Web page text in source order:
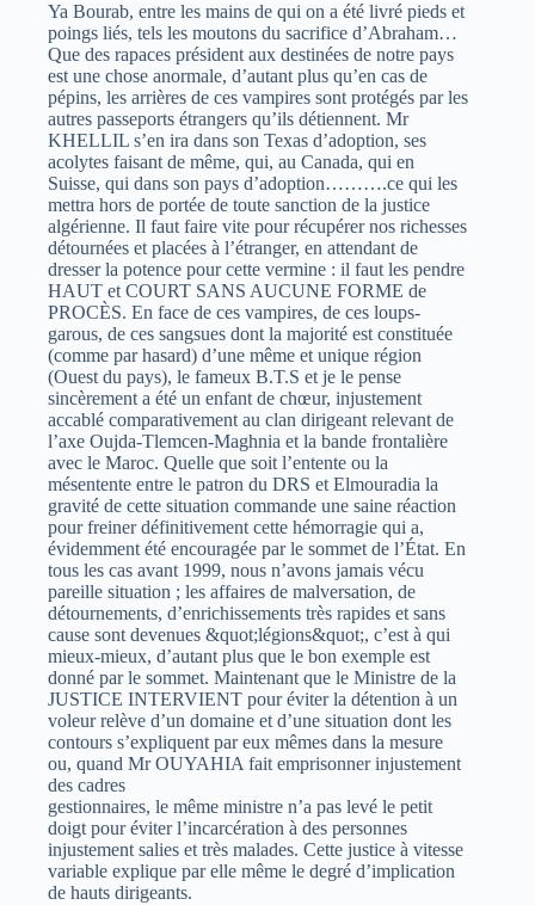
Ya Bourab, entre les mains de qui on a été livré pieds et
poings liés, tels les moutons du sacrifice d’Abraham…
Que des rapaces président aux destinées de notre pays
est une chose anormale, d’autant plus qu’en cas de
pépins, les arrières de ces vampires sont protégés par les
autres passeports étrangers qu’ils détiennent. Mr
KHELLIL s’en ira dans son Texas d’adoption, ses
acolytes faisant de même, qui, au Canada, qui en
Suisse, qui dans son pays d’adoption……….ce qui les
mettra hors de portée de toute sanction de la justice
algérienne. Il faut faire vite pour récupérer nos richesses
détournées et placées à l’étranger, en attendant de
dresser la potence pour cette vermine : il faut les pendre
HAUT et COURT SANS AUCUNE FORME de
PROCÈS. En face de ces vampires, de ces loups-
garous, de ces sangsues dont la majorité est constituée
(comme par hasard) d’une même et unique région
(Ouest du pays), le fameux B.T.S et je le pense
sincèrement a été un enfant de chœur, injustement
accablé comparativement au clan dirigeant relevant de
l’axe Oujda-Tlemcen-Maghnia et la bande frontalière
avec le Maroc. Quelle que soit l’entente ou la
mésentente entre le patron du DRS et Elmouradia la
gravité de cette situation commande une saine réaction
pour freiner définitivement cette hémorragie qui a,
évidemment été encouragée par le sommet de l’État. En
tous les cas avant 1999, nous n’avons jamais vécu
pareille situation ; les affaires de malversation, de
détournements, d’enrichissements très rapides et sans
cause sont devenues &quot;légions&quot;, c’est à qui
mieux-mieux, d’autant plus que le bon exemple est
donné par le sommet. Maintenant que le Ministre de la
JUSTICE INTERVIENT pour éviter la détention à un
voleur relève d’un domaine et d’une situation dont les
contours s’expliquent par eux mêmes dans la mesure
ou, quand Mr OUYAHIA fait emprisonner injustement
des cadres
gestionnaires, le même ministre n’a pas levé le petit
doigt pour éviter l’incarcération à des personnes
injustement salies et très malades. Cette justice à vitesse
variable explique par elle même le degré d’implication
de hauts dirigeants.